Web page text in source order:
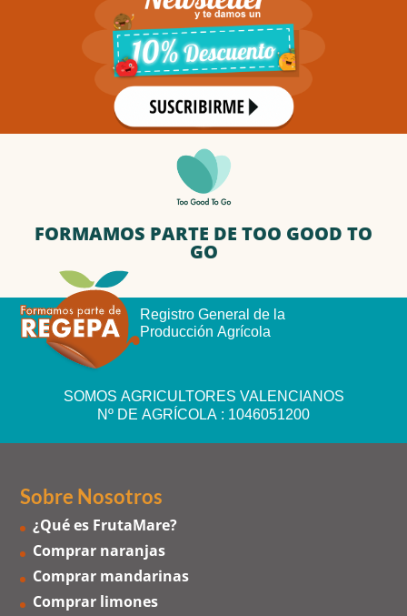
FORMAMOS PARTE DE TOO GOOD TO
GO
Registro General de la
Producción Agrícola
SOMOS AGRICULTORES VALENCIANOS
Nº DE AGRÍCOLA : 1046051200
Sobre Nosotros
¿Qué es FrutaMare?
Comprar naranjas
Comprar mandarinas
Comprar limones